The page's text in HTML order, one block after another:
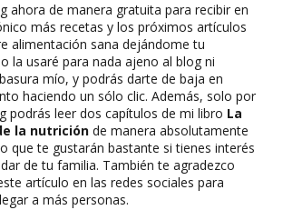
ahora de manera gratuita para recibir en
más recetas y los próximos artículos
alimentación sana dejándome tu
la usaré para nada ajeno al blog ni
mío, y podrás darte de baja en
haciendo un sólo clic. Además, solo por
podrás leer dos capítulos de mi libro La
la nutrición de manera absolutamente
que te gustarán bastante si tienes interés
de tu familia. También te agradezco
artículo en las redes sociales para
a más personas.